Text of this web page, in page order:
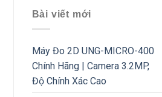
Bài viết mới
Máy Đo 2D UNG-MICRO-400
Chính Hãng | Camera 3.2MP,
Độ Chính Xác Cao